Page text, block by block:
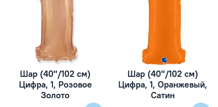
Шар (40''/102 см)
Цифра, 1, Розовое
Золото
Шар (40''/102 см)
Цифра, 1, Оранжевый,
Сатин